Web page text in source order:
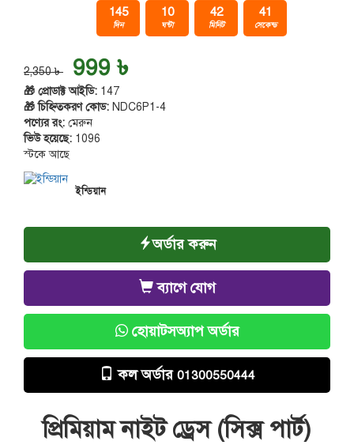
145
দিন
10
ঘন্টা
42
মিনিট
40
সেকেন্ড
2,350 ৳ 999 ৳
🎁 প্রোডাক্ট আইডি: 147
🎁 চিহ্নিতকরণ কোড: NDC6P1-4
পণ্যের রং: মেরুন
ভিউ হয়েছে: 1096
স্টকে আছে
ইন্ডিয়ান
অর্ডার করুন
ব্যাগে যোগ
হোয়াটসঅ্যাপ অর্ডার
কল অর্ডার 01300550444
প্রিমিয়াম নাইট ড্রেস (সিক্স পার্ট)